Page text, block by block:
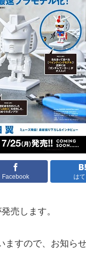
Facebook は
売します。
すので、お知らせ